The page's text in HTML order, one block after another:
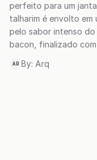
perfeito para um
talharim é envolto em
pelo sabor intenso
bacon, finalizado
AR By: Arq